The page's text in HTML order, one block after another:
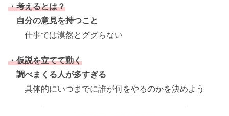
・考えるとは？
自分の意見を持つこと
仕事では漠然とググらない
・仮説を立てて動く
調べまくる人が多すぎる
具体的にいつまでに誰が何をやるのかを決めよう